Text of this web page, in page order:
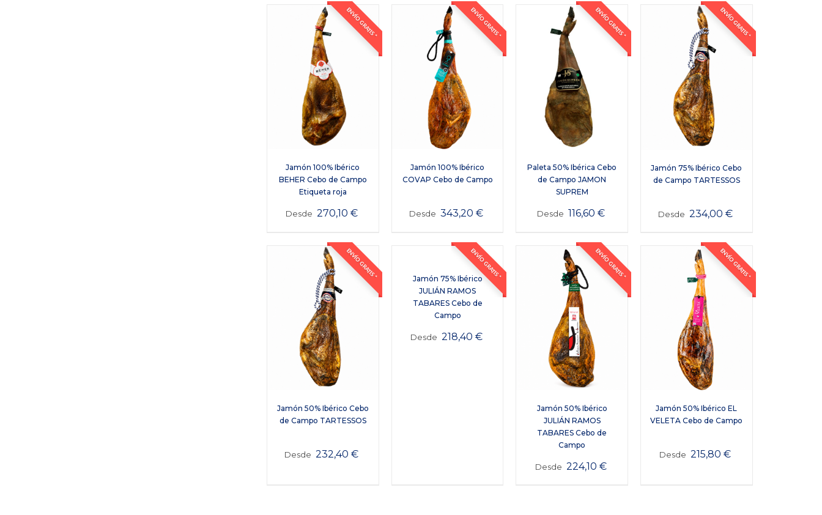
ENVÍO GRATIS *
Jamón 100% Ibérico
BEHER Cebo de Campo
Etiqueta roja
Desde 270,10 €
ENVÍO GRATIS *
Jamón 100% Ibérico
COVAP Cebo de Campo
Desde 343,20€
ENVÍO GRATIS *
Paleta 50% Ibérica Cebo
de Campo JAMON
SUPREM
Desde 116,60 €
ENVÍO GRATIS *
Jamón 75% Ibérico Cebo
de Campo TARTESSOS
Desde 234,00 €
ENVÍO GRATIS *
Jamón 50% Ibérico Cebo
de Campo TARTESSOS
Desde 232,40€
ENVÍO GRATIS *
Jamón 75% Ibérico
JULIÁN RAMOS
TABARES Cebo de
Campo
Desde 218,40 €
ENVÍO GRATIS *
Jamón 50% Ibérico
JULIÁN RAMOS
TABARES Cebo de
Campo
Desde 224,10 €
ENVÍO GRATIS *
Jamón 50% Ibérico EL
VELETA Cebo de Campo
Desde 215,80€